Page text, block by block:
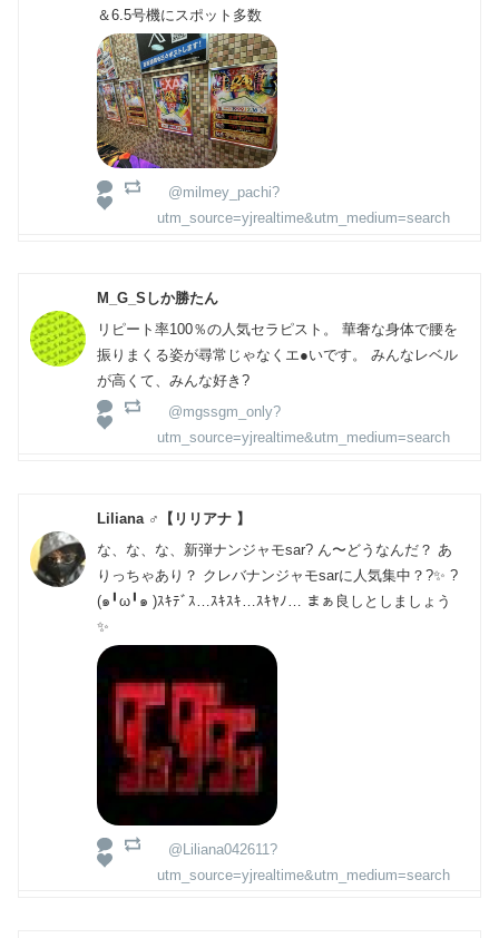
＆6.5号機にスポット多数
@milmey_pachi?
utm_source=yjrealtime&utm_medium=search
M_G_Sしか勝たん
リピート率100％の人気セラピスト。 華奢な身体で腰を
振りまくる姿が尋常じゃなくエ●いです。 みんなレベル
が高くて、みんな好き?
@mgssgm_only?
utm_source=yjrealtime&utm_medium=search
Liliana ♂【リリアナ 】
な、な、な、新弾ナンジャモsar? ん〜どうなんだ？ あ
りっちゃあり？ クレバナンジャモsarに人気集中？?✨ ?
(๑╹ω╹๑ )ｽｷﾃﾞｽ…ｽｷｽｷ…ｽｷﾔﾉ… まぁ良しとしましょう
✨
@Liliana042611?
utm_source=yjrealtime&utm_medium=search